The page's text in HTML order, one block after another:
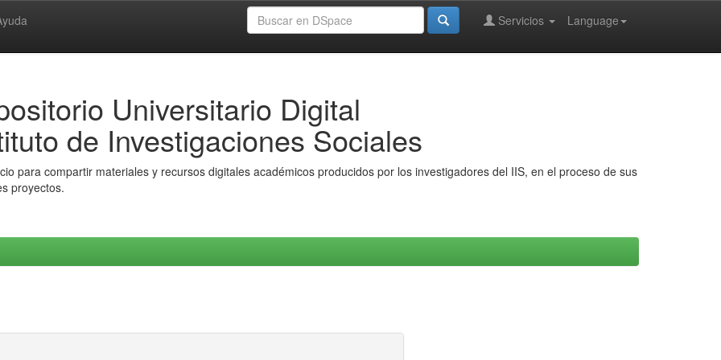
Language
Servicios
Universitario Digital
de Investigaciones Sociales
para compartir materiales y recursos digitales académicos producidos por los investigadores del IIS, en el proceso de sus
proyectos.